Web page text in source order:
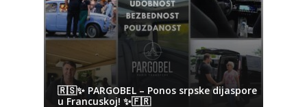
🇷🇸✨ PARGOBEL – Ponos srpske dijaspore
u Francuskoj! ✨🇫🇷